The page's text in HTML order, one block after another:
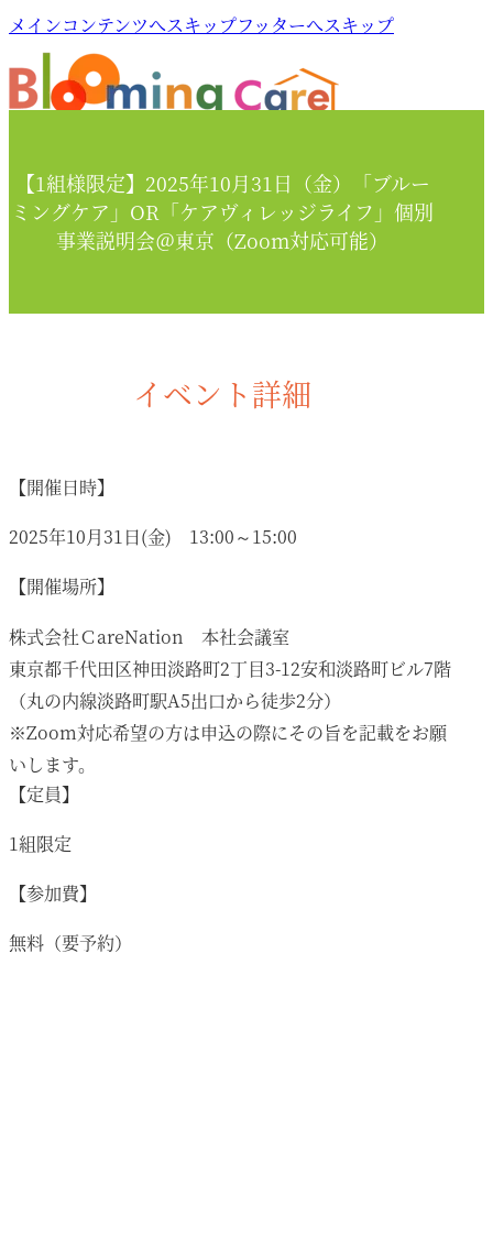
メインコンテンツへスキップフッターへスキップ
【1組様限定】2025年10月31日（金）「ブルー
ミングケア」OR「ケアヴィレッジライフ」個別
事業説明会＠東京（Zoom対応可能）
イベント詳細
【開催日時】
2025年10月31日(金) 13:00～15:00
【開催場所】
株式会社ＣareNation 本社会議室
東京都千代田区神田淡路町2丁目3-12安和淡路町ビル7階
（丸の内線淡路町駅A5出口から徒歩2分）
※Zoom対応希望の方は申込の際にその旨を記載をお願
いします。
【定員】
1組限定
【参加費】
無料（要予約）